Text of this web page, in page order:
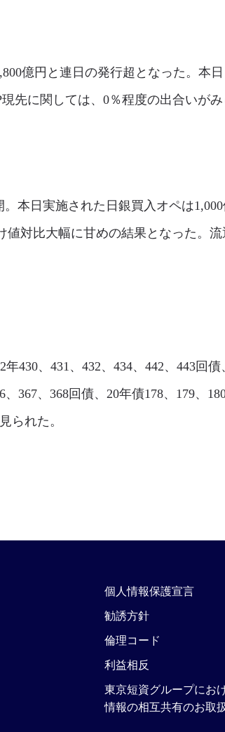
億円と連日の発行超となった。本
先に関しては、0％程度の出合いがみ
本日実施された日銀買入オペは
値対比大幅に甘めの結果となった。
、431、432、434、442、443回債
367、368回債、20年債178、179、
られた。
個人情報保護宣言
勧誘方針
倫理コード
利益相反
東京短資グループにお
情報の相互共有のお取